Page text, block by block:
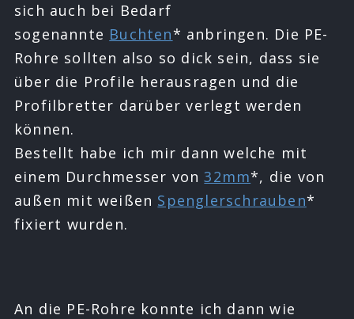
sich auch bei Bedarf
sogenannte Buchten* anbringen. Die PE-
Rohre sollten also so dick sein, dass sie
über die Profile herausragen und die
Profilbretter darüber verlegt werden
können.
Bestellt habe ich mir dann welche mit
einem Durchmesser von32mm*, die von
außen mit weißen Spenglerschrauben*
fixiert wurden.
An die PE-Rohre konnte ich dann wie